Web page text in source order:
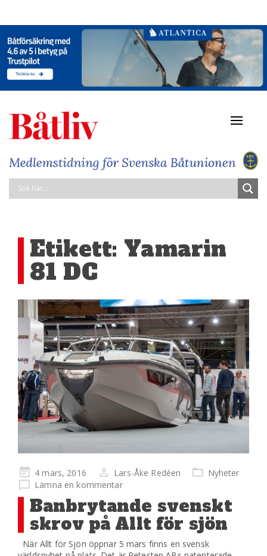
Etikett: Yamarin
81 DC
Publicerad
på
4 mars, 2016 Lars-Åke Redéen
Nyheter
Lämna en kommentar
Banbrytande svenskt
skrov på Allt för sjön
När Allt för Sjön öppnar 5 mars finns en svensk